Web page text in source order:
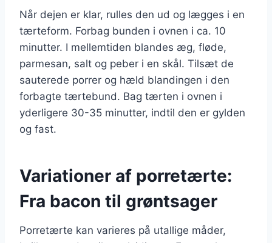
Når dejen er klar, rulles den ud og lægges i en
tærteform. Forbag bunden i ovnen i ca. 10
minutter. I mellemtiden blandes æg, fløde,
parmesan, salt og peber i en skål. Tilsæt de
sauterede porrer og hæld blandingen i den
forbagte tærtebund. Bag tærten i ovnen i
yderligere 30-35 minutter, indtil den er gylden
og fast.
Variationer af porretærte:
Fra bacon til grøntsager
Porretærte kan varieres på utallige måder,